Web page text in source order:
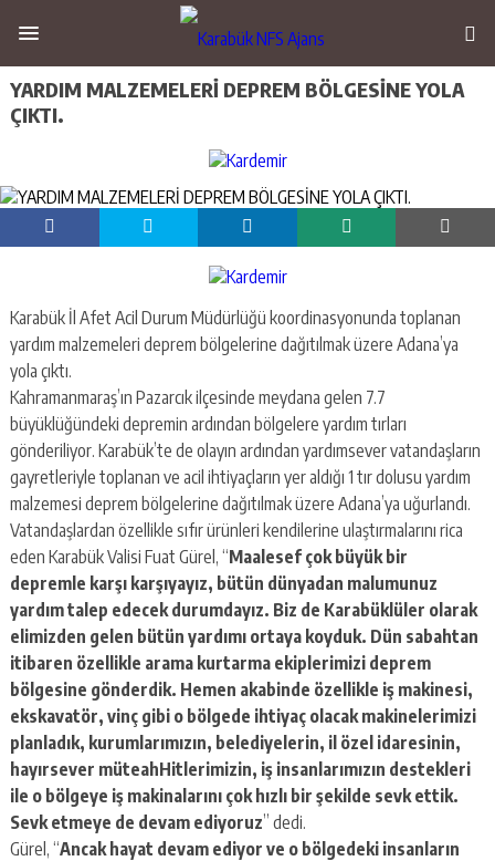
YARDIM MALZEMELERİ DEPREM BÖLGESİNE YOLA
ÇIKTI.
Karabük İl Afet Acil Durum Müdürlüğü koordinasyonunda toplanan
yardım malzemeleri deprem bölgelerine dağıtılmak üzere Adana’ya
yola çıktı.
Kahramanmaraş’ın Pazarcık ilçesinde meydana gelen 7.7
büyüklüğündeki depremin ardından bölgelere yardım tırları
gönderiliyor. Karabük’te de olayın ardından yardımsever vatandaşların
gayretleriyle toplanan ve acil ihtiyaçların yer aldığı 1 tır dolusu yardım
malzemesi deprem bölgelerine dağıtılmak üzere Adana’ya uğurlandı.
Vatandaşlardan özellikle sıfır ürünleri kendilerine ulaştırmalarını rica
eden Karabük Valisi Fuat Gürel, “Maalesef çok büyük bir
depremle karşı karşıyayız, bütün dünyadan malumunuz
yardım talep edecek durumdayız. Biz de Karabüklüler olarak
elimizden gelen bütün yardımı ortaya koyduk. Dün sabahtan
itibaren özellikle arama kurtarma ekiplerimizi deprem
bölgesine gönderdik. Hemen akabinde özellikle iş makinesi,
ekskavatör, vinç gibi o bölgede ihtiyaç olacak makinelerimizi
planladık, kurumlarımızın, belediyelerin, il özel idaresinin,
hayırsever müteahHitlerimizin, iş insanlarımızın destekleri
ile o bölgeye iş makinalarını çok hızlı bir şekilde sevk ettik.
Sevk etmeye de devam ediyoruz” dedi.
Gürel, “Ancak hayat devam ediyor ve o bölgedeki insanların